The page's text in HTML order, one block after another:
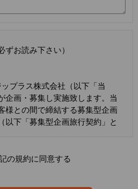
お読み下さい）
プラス株式会社（以下「当
企画・募集し実施致します。当
様との間で締結する募集型企画
以下「募集型企画旅行契約」と
た慣習によるものとします。
の規約に同意する